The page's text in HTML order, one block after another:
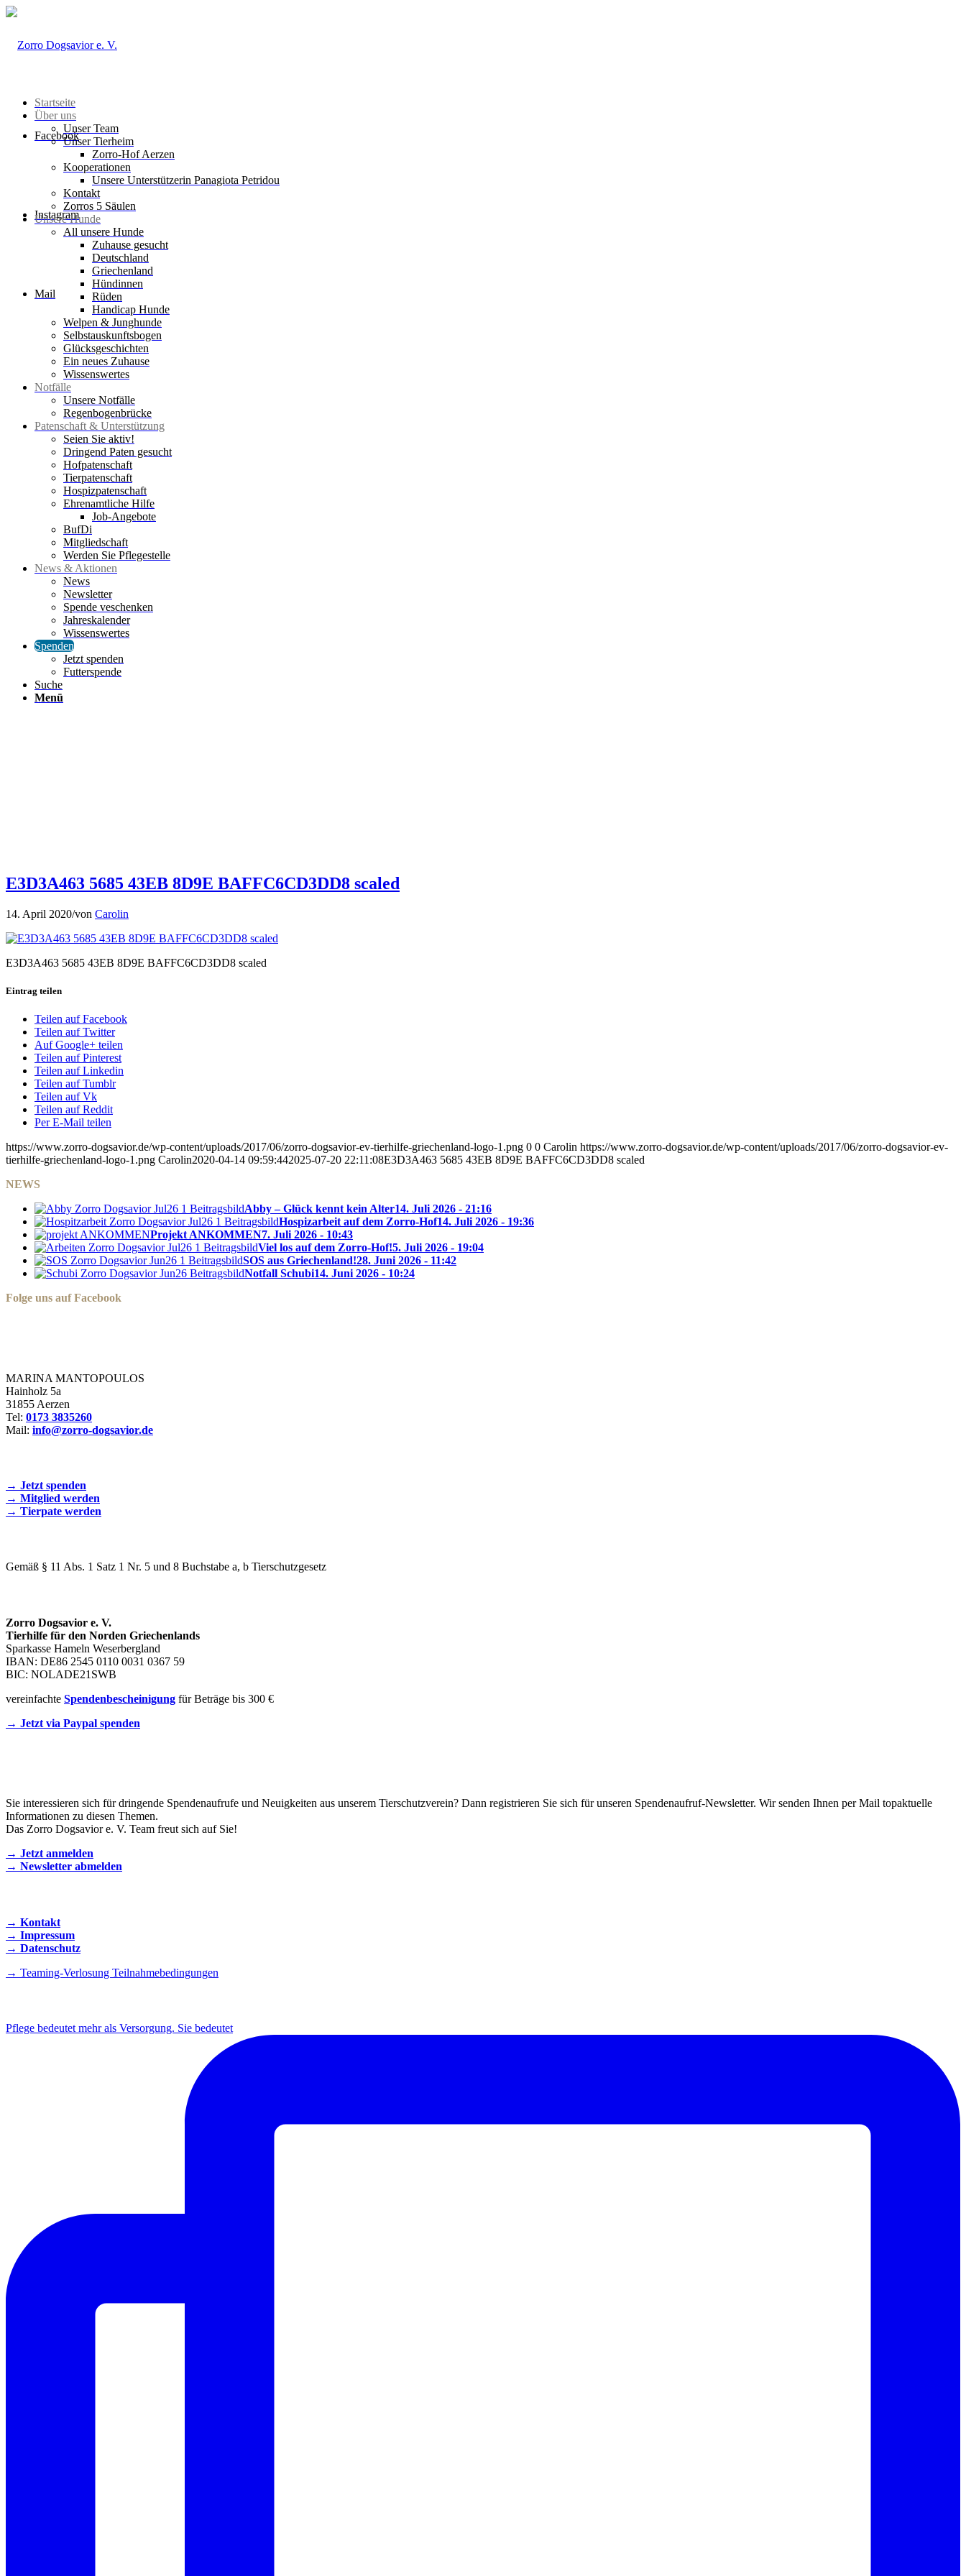
Facebook
Instagram
Mail
Startseite
Über uns
Unser Team
Unser Tierheim
Zorro-Hof Aerzen
Kooperationen
Unsere Unterstützerin Panagiota Petridou
Kontakt
Zorros 5 Säulen
Unsere Hunde
All unsere Hunde
Zuhause gesucht
Deutschland
Griechenland
Hündinnen
Rüden
Handicap Hunde
Welpen & Junghunde
Selbstauskunftsbogen
Glücksgeschichten
Ein neues Zuhause
Wissenswertes
Notfälle
Unsere Notfälle
Regenbogenbrücke
Patenschaft & Unterstützung
Seien Sie aktiv!
Dringend Paten gesucht
Hofpatenschaft
Tierpatenschaft
Hospizpatenschaft
Ehrenamtliche Hilfe
Job-Angebote
BufDi
Mitgliedschaft
Werden Sie Pflegestelle
News & Aktionen
News
Newsletter
Spende veschenken
Jahreskalender
Wissenswertes
Spenden
Jetzt spenden
Futterspende
Suche
Menü
E3D3A463 5685 43EB 8D9E BAFFC6CD3DD8 scaled
14. April 2020/von Carolin
E3D3A463 5685 43EB 8D9E BAFFC6CD3DD8 scaled
Eintrag teilen
Teilen auf Facebook
Teilen auf Twitter
Auf Google+ teilen
Teilen auf Pinterest
Teilen auf Linkedin
Teilen auf Tumblr
Teilen auf Vk
Teilen auf Reddit
Per E-Mail teilen
https://www.zorro-dogsavior.de/wp-content/uploads/2017/06/zorro-dogsavior-ev-tierhilfe-griechenland-logo-1.png 0 0 Carolin https://www.zorro-dogsavior.de/wp-content/uploads/2017/06/zorro-dogsavior-ev-
tierhilfe-griechenland-logo-1.png Carolin2020-04-14 09:59:442025-07-20 22:11:08E3D3A463 5685 43EB 8D9E BAFFC6CD3DD8 scaled
NEWS
Abby – Glück kennt kein Alter14. Juli 2026 - 21:16
Hospizarbeit auf dem Zorro-Hof14. Juli 2026 - 19:36
Projekt ANKOMMEN7. Juli 2026 - 10:43
Viel los auf dem Zorro-Hof!5. Juli 2026 - 19:04
SOS aus Griechenland!28. Juni 2026 - 11:42
Notfall Schubi14. Juni 2026 - 10:24
Folge uns auf Facebook
MARINA MANTOPOULOS
Hainholz 5a
31855 Aerzen
Tel: 0173 3835260
Mail: info@zorro-dogsavior.de
→ Jetzt spenden
→ Mitglied werden
→ Tierpate werden
Gemäß § 11 Abs. 1 Satz 1 Nr. 5 und 8 Buchstabe a, b Tierschutzgesetz
Zorro Dogsavior e. V.
Tierhilfe für den Norden Griechenlands
Sparkasse Hameln Weserbergland
IBAN: DE86 2545 0110 0031 0367 59
BIC: NOLADE21SWB
vereinfachte Spendenbescheinigung für Beträge bis 300 €
→ Jetzt via Paypal spenden
Sie interessieren sich für dringende Spendenaufrufe und Neuigkeiten aus unserem Tierschutzverein? Dann registrieren Sie sich für unseren Spendenaufruf-Newsletter. Wir senden Ihnen per Mail topaktuelle
Informationen zu diesen Themen.
Das Zorro Dogsavior e. V. Team freut sich auf Sie!
→ Jetzt anmelden
→ Newsletter abmelden
→ Kontakt
→ Impressum
→ Datenschutz
→ Teaming-Verlosung Teilnahmebedingungen
Pflege bedeutet mehr als Versorgung. Sie bedeutet